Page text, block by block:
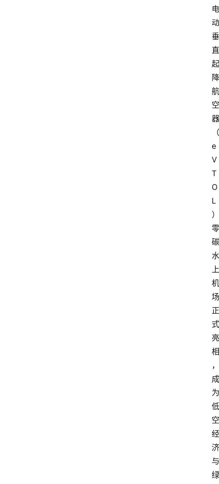
电
动
垂
直
起
降
航
空
器
（
e
V
T
O
L
）
零
碳
水
上
机
场
正
式
亮
相
，
成
为
低
空
经
济
与
绿